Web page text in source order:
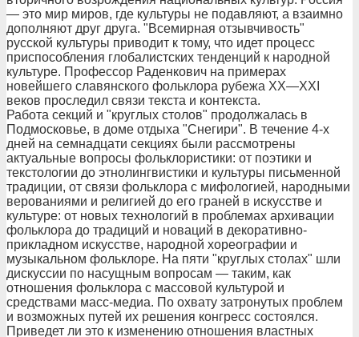
— это мир миров, где культуры не подавляют, а взаимно
дополняют друг друга. "Всемирная отзывчивость"
русской культуры приводит к тому, что идет процесс
приспособления глобалистских тенденций к народной
культуре. Профессор Раденкович на примерах
новейшего славянского фольклора рубежа XX—XXI
веков проследил связи текста и контекста.
Работа секций и "круглых столов" продолжалась в
Подмосковье, в доме отдыха "Снегири". В течение 4-х
дней на семнадцати секциях были рассмотрены
актуальные вопросы фольклористики: от поэтики и
текстологии до этнолингвистики и культуры письменной
традиции, от связи фольклора с мифологией, народными
верованиями и религией до его граней в искусстве и
культуре: от новых технологий в проблемах архивации
фольклора до традиций и новаций в декоративно-
прикладном искусстве, народной хореографии и
музыкальном фольклоре. На пяти "круглых столах" шли
дискуссии по насущным вопросам — таким, как
отношения фольклора с массовой культурой и
средствами масс-медиа. По охвату затронутых проблем
и возможных путей их решения конгресс состоялся.
Приведет ли это к изменению отношения властных